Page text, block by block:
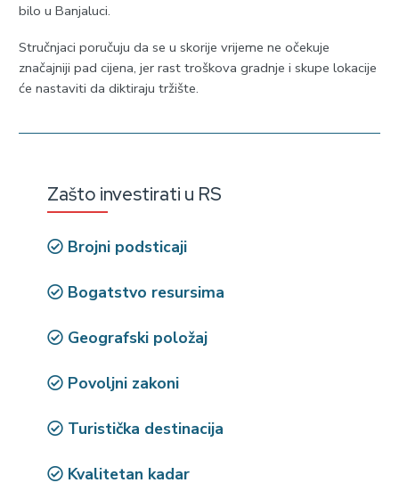
bilo u Banjaluci.
Stručnjaci poručuju da se u skorije vrijeme ne očekuje
značajniji pad cijena, jer rast troškova gradnje i skupe lokacije
će nastaviti da diktiraju tržište.
Zašto investirati u RS
Brojni podsticaji
Bogatstvo resursima
Geografski položaj
Povoljni zakoni
Turistička destinacija
Kvalitetan kadar